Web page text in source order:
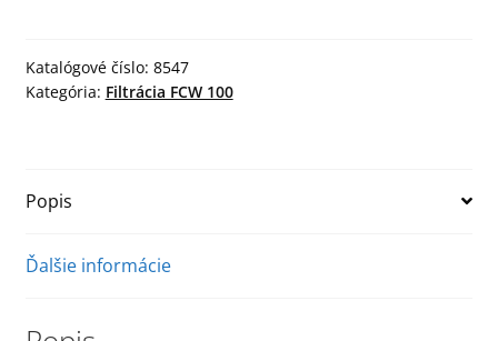
Zásady ochrany osobných údajov
Katalógové číslo: 8547
Kategória: Filtrácia FCW 100
Popis
Ďalšie informácie